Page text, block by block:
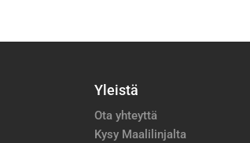
Yleistä
Ota yhteyttä
Kysy Maalilinjalta